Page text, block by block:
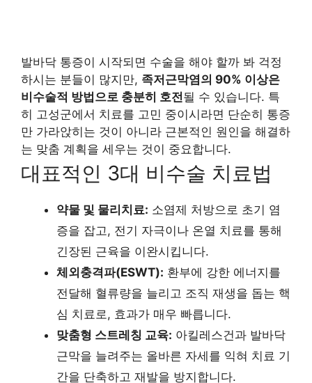
발바닥 통증이 시작되면 수술을 해야 할까 봐 걱정
하시는 분들이 많지만, 족저근막염의 90% 이상은
비수술적 방법으로 충분히 호전될 수 있습니다. 특
히 고성군에서 치료를 고민 중이시라면 단순히 통증
만 가라앉히는 것이 아니라 근본적인 원인을 해결하
는 맞춤 계획을 세우는 것이 중요합니다.
대표적인 3대 비수술 치료법
약물 및 물리치료: 소염제 처방으로 초기 염
증을 잡고, 전기 자극이나 온열 치료를 통해
긴장된 근육을 이완시킵니다.
체외충격파(ESWT): 환부에 강한 에너지를
전달해 혈류량을 늘리고 조직 재생을 돕는 핵
심 치료로, 효과가 매우 빠릅니다.
맞춤형 스트레칭 교육: 아킬레스건과 발바닥
근막을 늘려주는 올바른 자세를 익혀 치료 기
간을 단축하고 재발을 방지합니다.